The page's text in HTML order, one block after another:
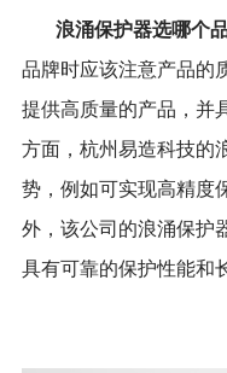
浪涌保护器选哪个
品牌时应该注意产品的
提供高质量的产品，并
方面，杭州易造科技的
势，例如可实现高精度
外，该公司的浪涌保护
具有可靠的保护性能和